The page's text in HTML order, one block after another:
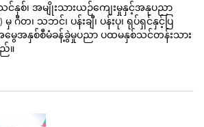
င်နှစ်၊ အမျိုးသားယဉ်ကျေးမှုနှင့်အနုပညာ
တ၊ သဘင်၊ ပန်းချီ၊ ပန်းပု၊ ရုပ်ရှင်နှင့်ပြ
မွေအနှစ်စီမံခန့်ခွဲမှုပညာ ပထမနှစ်သင်တန်းသား
။